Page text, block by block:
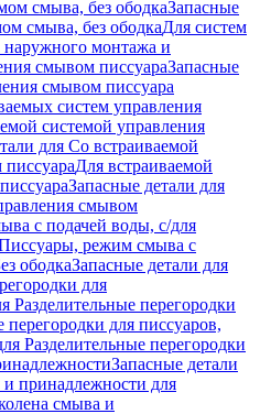
смыва, без ободкаЗапасные
смыва, без ободкаДля систем
монтажа и
смывом писсуараЗапасные
смывом писсуара
систем управления
системой управления
для Со встраиваемой
Для встраиваемой
Запасные детали для
смывом
с подачей воды, с/для
режим смыва с
ободкаЗапасные детали для
для
Разделительные перегородки
перегородки для писсуаров,
Разделительные перегородки
Запасные детали
принадлежности для
смыва и